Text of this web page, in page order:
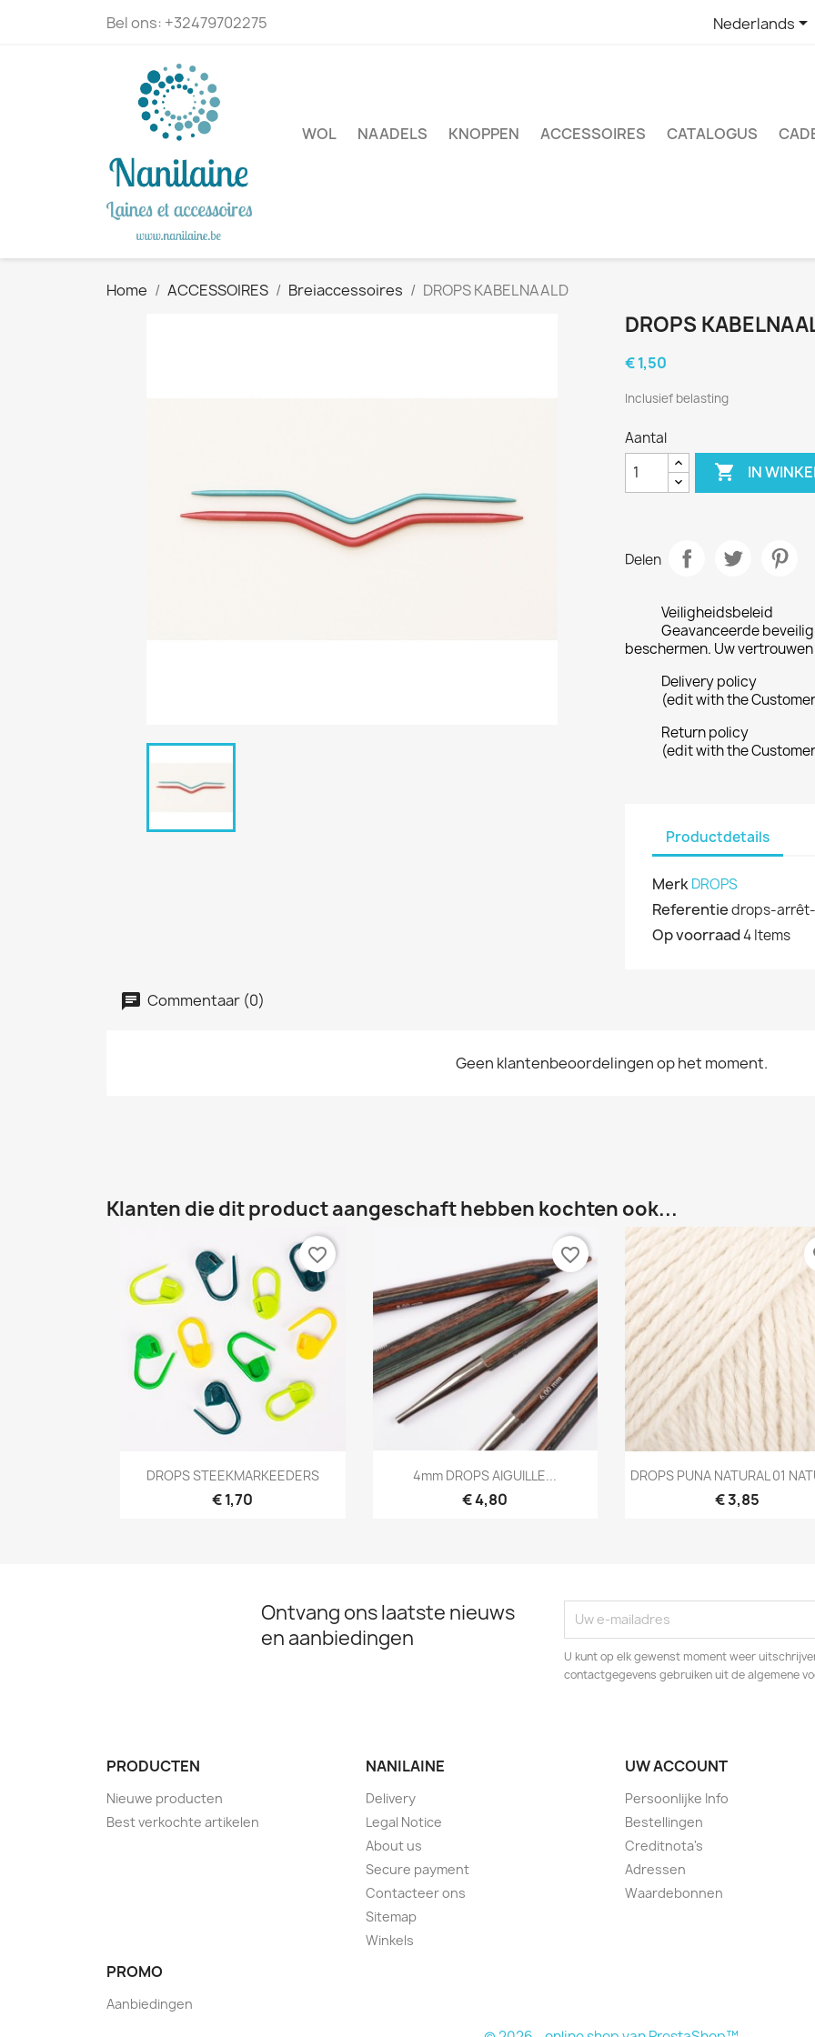
Bel ons: +32479702275 Nederlands
WOL NAADELS KNOPPEN ACCESSOIRES CATALOGUS
Home ACCESSOIRES Breiaccessoires DROPS KABELNAALD
DROPS
€ 1,50
Inclusief belasting
Aantal
 IN
Delen
Veiligheidsbeleid
Geavanceerde
beschermen. Uw
Delivery policy
(edit with the
Return policy
(edit with the
Productdetails
MerkDROPS
Referentiedrops-
Op voorraad4 Items
Commentaar (0)
Geen klantenbeoordelingen op het moment.
Klanten die dit product aangeschaft hebben kochten ook...
Snel bekijken
DROPS STEEKMARKEEDERS
€ 1,70
favorite_border
Snel bekijken
4mm DROPS AIGUILLE...
€ 4,80
favorite_border
Snel bekijken
DROPS PUNA NATURAL 01
€ 3,85
Ontvang ons laatste nieuws
en aanbiedingen
U kunt op elk gewenst moment weer
contactgegevens gebruiken uit de algemene
PRODUCTEN
Nieuwe producten
Best verkochte artikelen
NANILAINE
Delivery
Legal Notice
About us
Secure payment
Contacteer ons
Sitemap
Winkels
PROMO
Aanbiedingen
UW ACCOUNT
Persoonlijke Info
Bestellingen
Creditnota's
Adressen
Waardebonnen